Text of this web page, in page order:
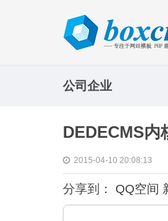
公司企业
DEDECMS内
2015-04-10 20:08:13
分享到： QQ空间